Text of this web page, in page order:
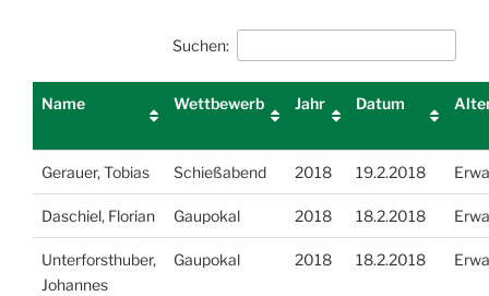
Suchen:
Name Wettbewerb Jahr Datum
Gerauer, Tobias Schießabend 2018 19.2.2018
Daschiel, Florian Gaupokal 2018 18.2.2018
Unterforsthuber,
Johannes
Gaupokal 2018 18.2.2018